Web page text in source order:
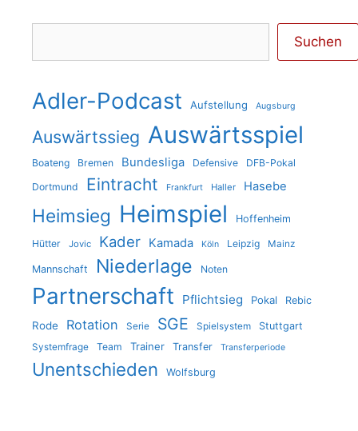
Suchen
Adler-Podcast Aufstellung Augsburg
Auswärtssieg Auswärtsspiel
Boateng Bremen Bundesliga Defensive
DFB-Pokal
Dortmund
Eintracht Frankfurt Haller Hasebe
Heimsieg Heimspiel Hoffenheim
Hütter Jovic Kader Kamada Köln Leipzig Mainz
Mannschaft Niederlage Noten
Partnerschaft Pflichtsieg Pokal Rebic
Rode Rotation Serie SGE Spielsystem Stuttgart
Systemfrage Team Trainer Transfer Transferperiode
Unentschieden Wolfsburg